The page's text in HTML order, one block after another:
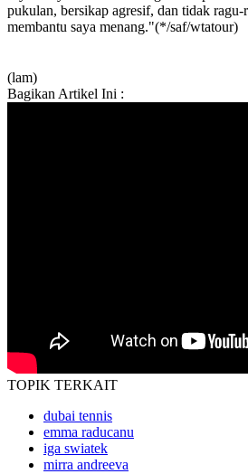
pukulan, bersikap agresif, dan tidak
membantu saya menang."(*/saf/wtatour)
(lam)
Bagikan Artikel Ini :
TOPIK TERKAIT
dubai tennis
emma raducanu
iga swiatek
mirra andreeva